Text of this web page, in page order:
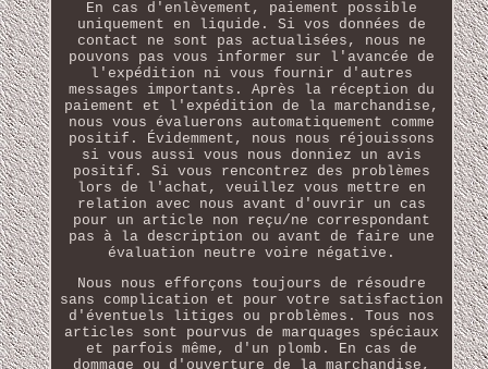
En cas d'enlèvement, paiement possible
uniquement en liquide. Si vos données de
contact ne sont pas actualisées, nous ne
pouvons pas vous informer sur l'avancée de
l'expédition ni vous fournir d'autres
messages importants. Après la réception du
paiement et l'expédition de la marchandise,
nous vous évaluerons automatiquement comme
positif. Évidemment, nous nous réjouissons
si vous aussi vous nous donniez un avis
positif. Si vous rencontrez des problèmes
lors de l'achat, veuillez vous mettre en
relation avec nous avant d'ouvrir un cas
pour un article non reçu/ne correspondant
pas à la description ou avant de faire une
évaluation neutre voire négative.
Nous nous efforçons toujours de résoudre
sans complication et pour votre satisfaction
d'éventuels litiges ou problèmes. Tous nos
articles sont pourvus de marquages spéciaux
et parfois même, d'un plomb. En cas de
dommage ou d'ouverture de la marchandise,